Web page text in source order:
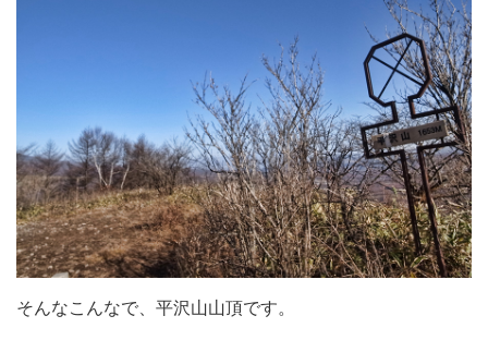
そんなこんなで、平沢山山頂です。